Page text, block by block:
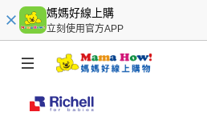
媽媽好線上購
立刻使用官方APP